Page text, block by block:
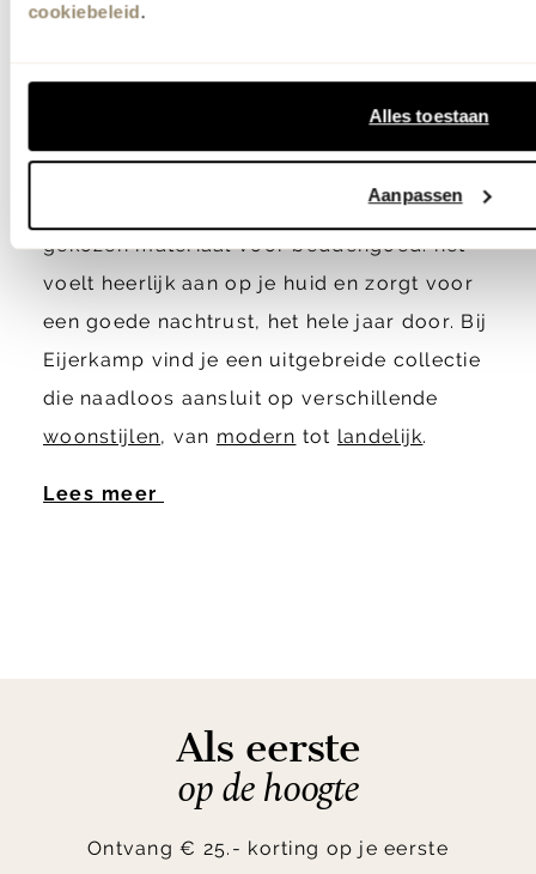
cookiebeleid.
Alles toestaan
Aanpassen
Ben je op zoek naar katoenen
geven? Met een dekbedovertrek van katoen
kies je voor kwaliteit, zachtheid en tijdloos
design. Katoen is niet voor niets het meest
gekozen materiaal voor beddengoed: het
voelt heerlijk aan op je huid en zorgt voor
een goede nachtrust, het hele jaar door. Bij
Eijerkamp vind je een uitgebreide collectie
die naadloos aansluit op verschillende
woonstijlen, van modern tot landelijk.
Lees meer
Als eerste
op de hoogte
Ontvang € 25.- korting op je eerste